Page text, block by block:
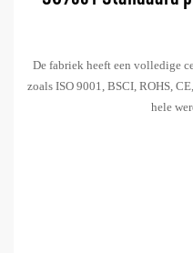
De fabriek heeft een volledige
zoals ISO 9001, BSCI, ROHS,
hele